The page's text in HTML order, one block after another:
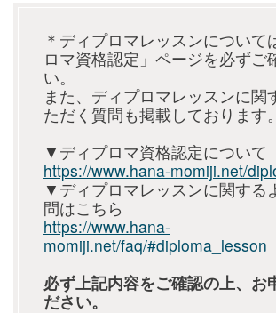
＊ディプロマレッスンについて
ロマ資格認定」ページを必ずご
い。
また、ディプロマレッスンに関
ただく質問も掲載しております。
▼ディプロマ資格認定について
https://www.hana-momiji.net/
▼ディプロマレッスンに関する
問はこちら
https://www.hana-
momiji.net/faq/#diploma_lesson
必ず上記内容をご確認の上、お
ださい。